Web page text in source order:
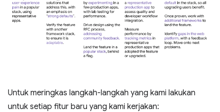
Untuk meringkas langkah-langkah yang kami lakukan
untuk setiap fitur baru yang kami kerjakan: